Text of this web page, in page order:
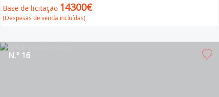
Base de licitação 14300€
(Despesas de venda incluídas)
N.° 16